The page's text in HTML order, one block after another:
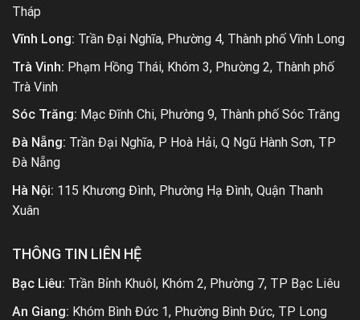
Tháp
Vĩnh Long: Trần Đại Nghĩa, Phường 4, Thành phố Vĩnh Long
Trà Vinh: Phạm Hồng Thái, Khóm 3, Phường 2, Thành phố
Trà Vinh
Sóc Trăng: Mạc Đĩnh Chi, Phường 9, Thành phố Sóc Trăng
Đà Nẵng: Trần Đại Nghĩa, P Hoà Hải, Q Ngũ Hành Sơn, TP
Đà Nẵng
Hà Nội: 115 Khương Đình, Phường Hạ Đình, Quận Thanh
Xuân
THÔNG TIN LIÊN HỆ
Bạc Liêu: Trần Bỉnh Khuôl, Khóm 2, Phường 7, TP Bạc Liêu
An Giang: Khóm Bình Đức 1, Phường Bình Đức, TP Long